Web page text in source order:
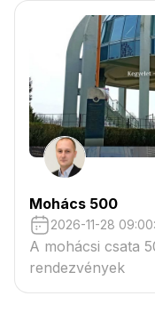
Mohács 500
2026-11-28
A mohácsi csata
rendezvények